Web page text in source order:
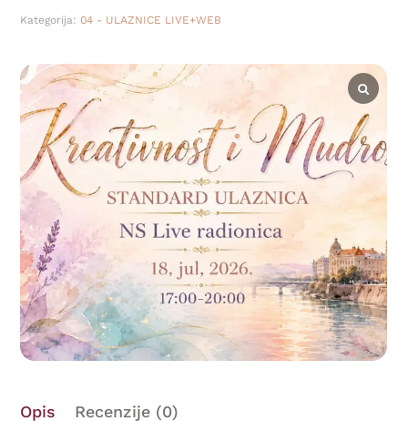
Kategorija: 04 - ULAZNICE LIVE+WEB
Opis Recenzije (0)